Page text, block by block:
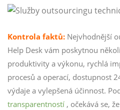
Kontrola faktů: Nejvhodnější
Help Desk vám poskytnou
produktivity a výkonu, rychlá
procesů a operací, dostupnost
výdaje a vylepšená účinnost.
transparentností , očekává se,